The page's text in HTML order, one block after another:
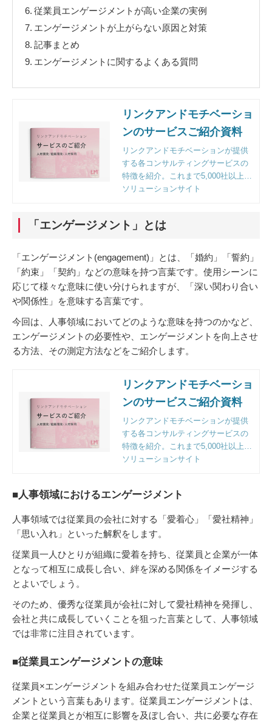
6. 従業員エンゲージメントが高い企業の実例
7. エンゲージメントが上がらない原因と対策
8. 記事まとめ
9. エンゲージメントに関するよくある質問
リンクアンドモチベーショ
ンのサービスご紹介資料
リンクアンドモチベーションが提供
する各コンサルティングサービスの
特徴を紹介。これまで5,000社以上の
企業様のご支援をする中で明らかに
ソリューションサイト
「エンゲージメント」とは
「エンゲージメント(engagement)」とは、「婚約」「誓約」
「約束」「契約」などの意味を持つ言葉です。使用シーンに
応じて様々な意味に使い分けられますが、「深い関わり合い
や関係性」を意味する言葉です。
今回は、人事領域においてどのような意味を持つのかなど、
エンゲージメントの必要性や、エンゲージメントを向上させ
る方法、その測定方法などをご紹介します。
リンクアンドモチベーショ
ンのサービスご紹介資料
リンクアンドモチベーションが提供
する各コンサルティングサービスの
特徴を紹介。これまで5,000社以上の
企業様のご支援をする中で明らかに
ソリューションサイト
■人事領域におけるエンゲージメント
人事領域では従業員の会社に対する「愛着心」「愛社精神」
「思い入れ」といった解釈をします。
従業員一人ひとりが組織に愛着を持ち、従業員と企業が一体
となって相互に成長し合い、絆を深める関係をイメージする
とよいでしょう。
そのため、優秀な従業員が会社に対して愛社精神を発揮し、
会社と共に成長していくことを狙った言葉として、人事領域
では非常に注目されています。
■従業員エンゲージメントの意味
従業員×エンゲージメントを組み合わせた従業員エンゲージ
メントという言葉もあります。従業員エンゲージメントは、
企業と従業員とが相互に影響を及ぼし合い、共に必要な存在